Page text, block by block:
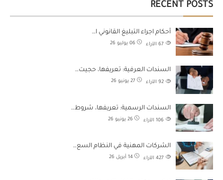
RECENT POSTS
أحكام اجراء التبليغ القانوني ا…
06 يوليو 26 الآراء
السندات العرفية: تعريفها، حجيت…
27 يونيو 26 الآراء
السندات الرسمية: تعريفها، شروط…
26 يونيو 26 الآراء
الشركات المهنية في النظام السع…
14 أبريل 26 الآراء